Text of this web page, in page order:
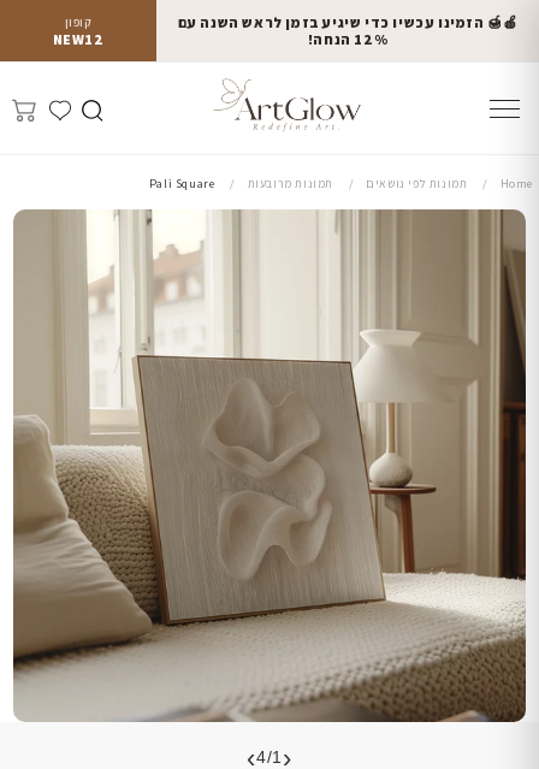
קופון
NEW12
🍎🍯 הזמינו עכשיו כדי שיגיע בזמן לראש השנה עם
12% הנחה!
Home תמונות לפי נושאים תמונות מרובעות Pali Square
‹
4/1
›